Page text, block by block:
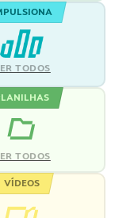
TODOS
TODOS
VÍDEOS